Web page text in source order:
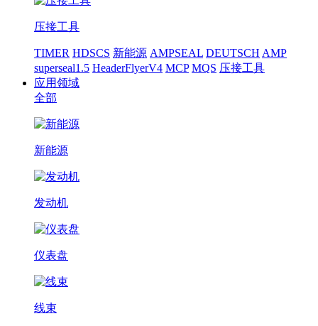
压接工具
TIMER HDSCS 新能源 AMPSEAL DEUTSCH AMP
superseal1.5 HeaderFlyerV4 MCP MQS 压接工具
应用领域
全部
新能源
发动机
仪表盘
线束